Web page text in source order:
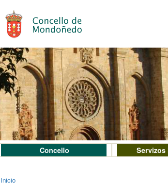
Concello Servizos
Inicio